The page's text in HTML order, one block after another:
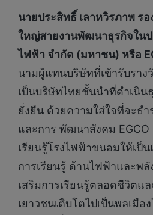
นายประสิทธิ์ เลาหวิรภาพ ร
ใหญ่สายงานพัฒนาธุรกิจในป
ไฟฟ้า จำกัด (มหาชน) หรือ
นามผู้แทนบริษัทที่เข้ารับราง
เป็นบริษัทไทยชั้นนำที่ดำเนิน
ยั่งยืน ด้วยความใส่ใจที่จะธำ
และการ พัฒนาสังคม
เรียนรู้โรงไฟฟ้าขนอมให้เป็น
การเรียนรู้ ด้านไฟฟ้าและพลั
เสริมการเรียนรู้ตลอดชีวิตแ
เยาวชนเติบโตไปเป็นพลเมือ